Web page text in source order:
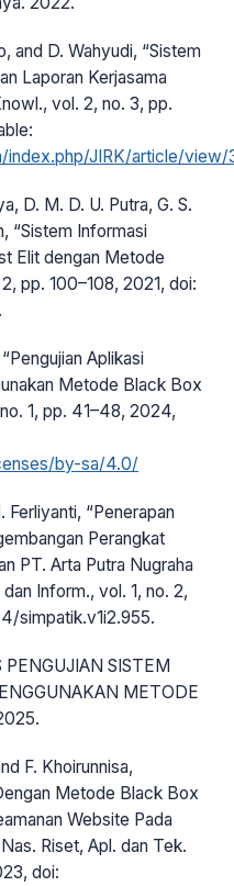
and D. Wahyudi, “Sistem
Laporan Kerjasama
vol. 2, no. 3, pp.
index.php/JIRK/article/
D. M. D. U. Putra, G. S.
“Sistem Informasi
Elit dengan Metode
pp. 100–108, 2021, doi:
Aplikasi
Metode Black Box
1, pp. 41–48, 2024,
by-sa/4.0/
Ferliyanti, “Penerapan
Perangkat
PT. Arta Putra Nugraha
Inform., vol. 1, no. 2,
simpatik.v1i2.955.
PENGUJIAN SISTEM
METODE
F. Khoirunnisa,
Metode Black Box
Website Pada
Riset, Apl. dan Tek.
doi: